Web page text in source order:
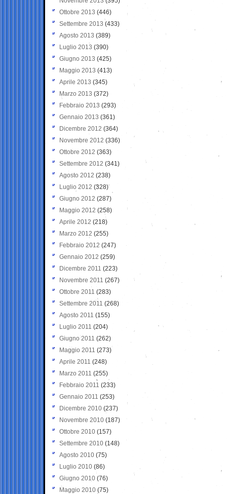
Ottobre 2013 (446)
Settembre 2013 (433)
Agosto 2013 (389)
Luglio 2013 (390)
Giugno 2013 (425)
Maggio 2013 (413)
Aprile 2013 (345)
Marzo 2013 (372)
Febbraio 2013 (293)
Gennaio 2013 (361)
Dicembre 2012 (364)
Novembre 2012 (336)
Ottobre 2012 (363)
Settembre 2012 (341)
Agosto 2012 (238)
Luglio 2012 (328)
Giugno 2012 (287)
Maggio 2012 (258)
Aprile 2012 (218)
Marzo 2012 (255)
Febbraio 2012 (247)
Gennaio 2012 (259)
Dicembre 2011 (223)
Novembre 2011 (267)
Ottobre 2011 (283)
Settembre 2011 (268)
Agosto 2011 (155)
Luglio 2011 (204)
Giugno 2011 (262)
Maggio 2011 (273)
Aprile 2011 (248)
Marzo 2011 (255)
Febbraio 2011 (233)
Gennaio 2011 (253)
Dicembre 2010 (237)
Novembre 2010 (187)
Ottobre 2010 (157)
Settembre 2010 (148)
Agosto 2010 (75)
Luglio 2010 (86)
Giugno 2010 (76)
Maggio 2010 (75)